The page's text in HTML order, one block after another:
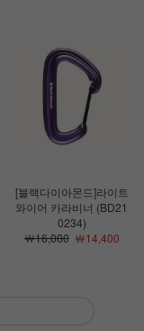
[블랙다이아몬드]라이트
와이어 카라비너 (BD21
0234)
￦16,000￦14,400